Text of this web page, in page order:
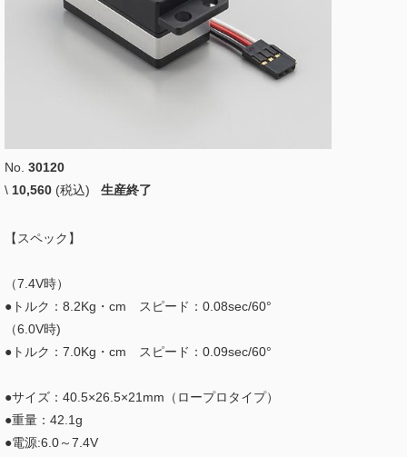
No. 30120
\ 10,560 (税込) 生産終了
【スペック】
（7.4V時）
●トルク：8.2Kg・cm スピード：0.08sec/60°
（6.0V時)
●トルク：7.0Kg・cm スピード：0.09sec/60°
●サイズ：40.5×26.5×21mm（ロープロタイプ）
●重量：42.1g
●電源:6.0～7.4V